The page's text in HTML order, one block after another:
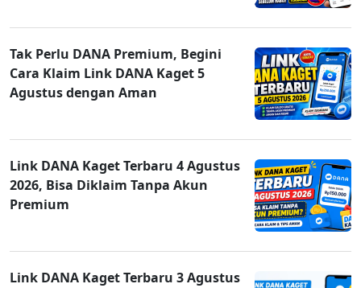
Tak Perlu DANA Premium, Begini
Cara Klaim Link DANA Kaget 5
Agustus dengan Aman
Link DANA Kaget Terbaru 4 Agustus
2026, Bisa Diklaim Tanpa Akun
Premium
Link DANA Kaget Terbaru 3 Agustus